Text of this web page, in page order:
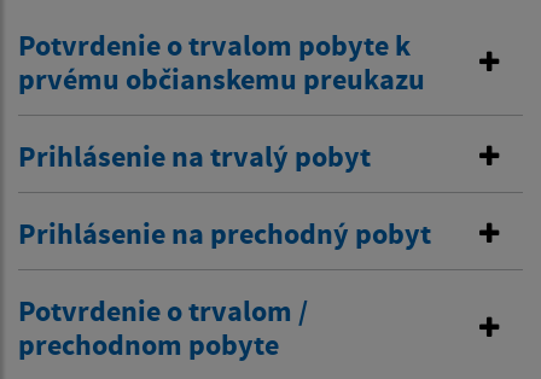
Potvrdenie o trvalom pobyte k
prvému občianskemu preukazu
Prihlásenie na trvalý pobyt
Prihlásenie na prechodný pobyt
Potvrdenie o trvalom /
prechodnom pobyte